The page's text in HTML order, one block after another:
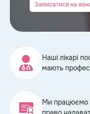
Записатися на
Наші лікарі
мають
Ми працюємо